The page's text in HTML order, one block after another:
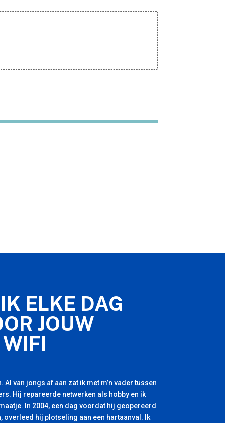
ELKE DAG
JOUW
Al van jongs af aan zat ik met m’n vader tussen
Hij repareerde netwerken als hobby en ik
In 2004, een dag voordat hij geopereerd
hij plotseling aan een hartaanval. Ik